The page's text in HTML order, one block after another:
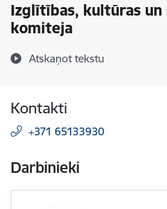
Izglītības, kultūras
komiteja
Atskaņot tekstu
Kontakti
+371 65133930
Darbinieki